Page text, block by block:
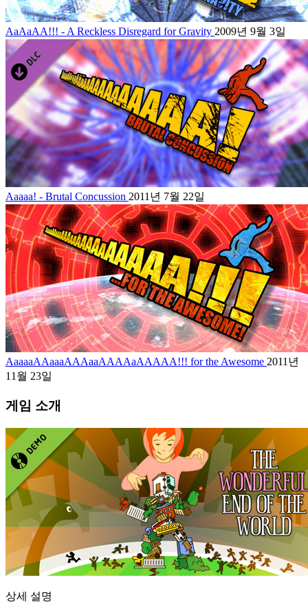
AaAaAA!!! - A Reckless Disregard for Gravity 2009년 9월 3일
Aaaaa! - Brutal Concussion 2011년 7월 22일
AaaaaAAaaaAAAaaAAAAaAAAAA!!! for the Awesome 2011년
11월 23일
게임 소개
상세 설명